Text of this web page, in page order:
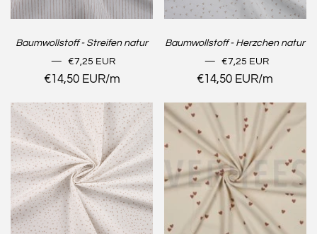
Baumwollstoff - Streifen natur
—
NORMALER PREIS
€7,25 EUR
Stückpreis
€14,50 EUR/pro
m
Baumwollstoff - Herzchen natur
—
NORMALER PREIS
€7,25 EUR
Stückpreis
€14,50 EUR/pro
m